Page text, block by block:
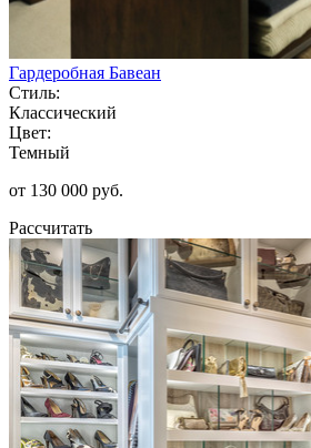
Гардеробная Бавеан
Стиль:
Классический
Цвет:
Темный
от 130 000 руб.
Рассчитать